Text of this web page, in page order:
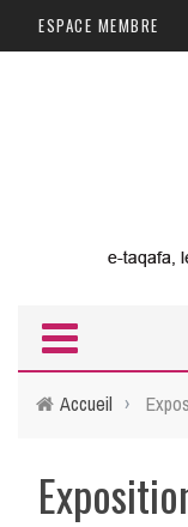
Aller au contenu
ESPACE MEMBRE
Accueil ›